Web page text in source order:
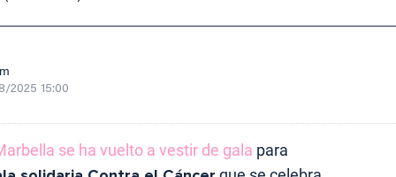
2025 15:00
se ha vuelto a vestir de gala para